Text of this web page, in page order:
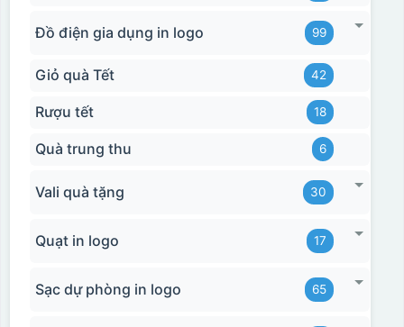
Đồ điện gia dụng in logo 99
Giỏ quà Tết 42
Rượu tết 18
Quà trung thu 6
Vali quà tặng 30
Quạt in logo 17
Sạc dự phòng in logo 65